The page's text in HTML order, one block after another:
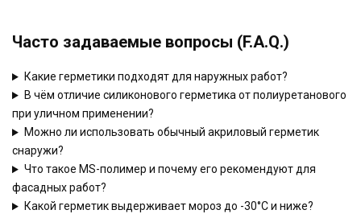
Часто задаваемые вопросы (F.A.Q.)
Какие герметики подходят для наружных работ?
В чём отличие силиконового герметика от полиуретанового
при уличном применении?
Можно ли использовать обычный акриловый герметик
снаружи?
Что такое MS-полимер и почему его рекомендуют для
фасадных работ?
Какой герметик выдерживает мороз до -30°C и ниже?